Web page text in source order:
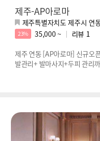
제주-AP아로마
제주특별자치도 제주시 연
23% 35,000 ~ 리뷰 1
제주 연동 [AP아로마] 신규오
발관리+ 발마사지+두피 관리